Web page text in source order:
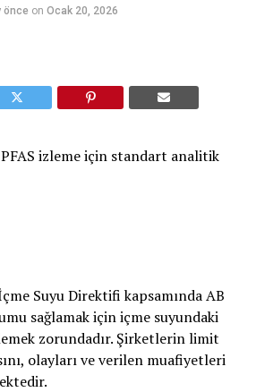
önce on Ocak 20, 2026
izleme için standart analitik
Suyu Direktifi kapsamında AB
sağlamak için içme suyundaki
zorundadır. Şirketlerin limit
olayları ve verilen muafiyetleri